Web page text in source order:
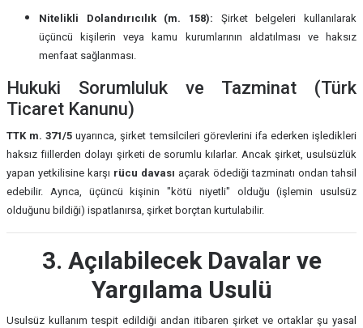
Nitelikli Dolandırıcılık (m. 158): Şirket belgeleri kullanılarak
üçüncü kişilerin veya kamu kurumlarının aldatılması ve haksız
menfaat sağlanması.
Hukuki Sorumluluk ve Tazminat (Türk
Ticaret Kanunu)
TTK m. 371/5 uyarınca, şirket temsilcileri görevlerini ifa ederken işledikleri
haksız fiillerden dolayı şirketi de sorumlu kılarlar. Ancak şirket, usulsüzlük
yapan yetkilisine karşı rücu davası açarak ödediği tazminatı ondan tahsil
edebilir. Ayrıca, üçüncü kişinin "kötü niyetli" olduğu (işlemin usulsüz
olduğunu bildiği) ispatlanırsa, şirket borçtan kurtulabilir.
3. Açılabilecek Davalar ve
Yargılama Usulü
Usulsüz kullanım tespit edildiği andan itibaren şirket ve ortaklar şu yasal